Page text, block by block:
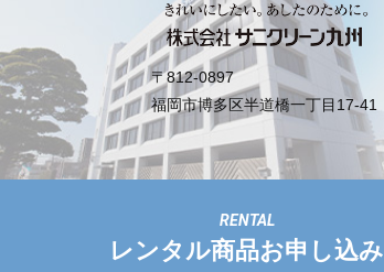
〒812-0897
福岡市博多区半道橋一丁目17-41
レンタル商品お申し込み